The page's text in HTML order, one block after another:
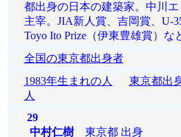
都出身の日本の建築家。中川
主宰。JIA新人賞、吉岡賞、U-
Toyo Ito Prize（伊東豊雄賞）な
全国の東京都出身者
1983年生まれの人
東京都出
人
29
中村仁樹東京都 出身